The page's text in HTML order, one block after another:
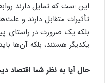
این است که تمایل دارند
تأثیرات متقابل دارند و
بلکه یک ضرورت در راستای
یکدیگر هستند، بلکه آن‌ها
حال آیا به نظر شما اقتصاد